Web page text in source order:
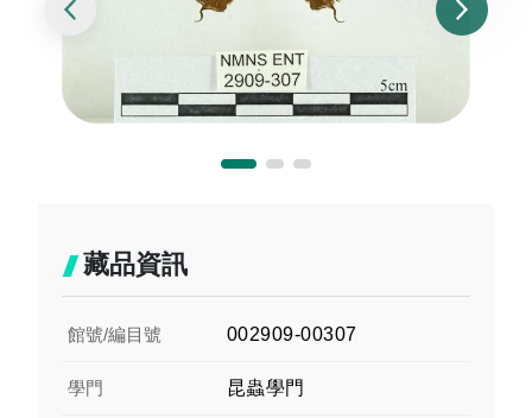
藏品資訊
館號/編目號 002909-00307
學門 昆蟲學門